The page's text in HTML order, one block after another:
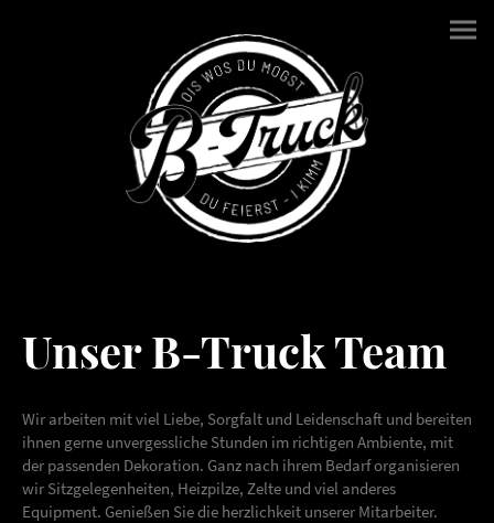
Unser B-Truck Team
Wir arbeiten mit viel Liebe, Sorgfalt und Leidenschaft und bereiten
ihnen gerne unvergessliche Stunden im richtigen Ambiente, mit
der passenden Dekoration. Ganz nach ihrem Bedarf organisieren
wir Sitzgelegenheiten, Heizpilze, Zelte und viel anderes
Equipment. Genießen Sie die herzlichkeit unserer Mitarbeiter.